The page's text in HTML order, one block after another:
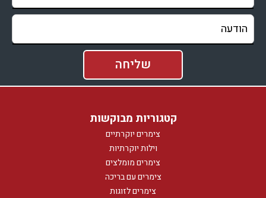
קטגוריות מבוקשות
צימרים יוקרתיים
וילות יוקרתיות
צימרים מומלצים
צימרים עם בריכה
צימרים לזוגות